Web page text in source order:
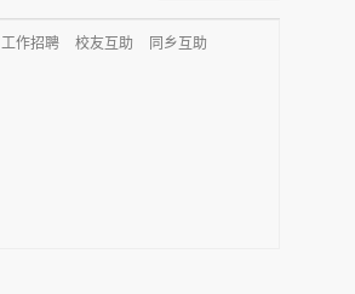
工作招聘 校友互助 同乡互助